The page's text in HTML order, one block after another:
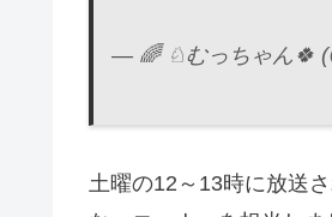
— 🌈 ♘むっちゃん🍀
土曜の12～13時に放送